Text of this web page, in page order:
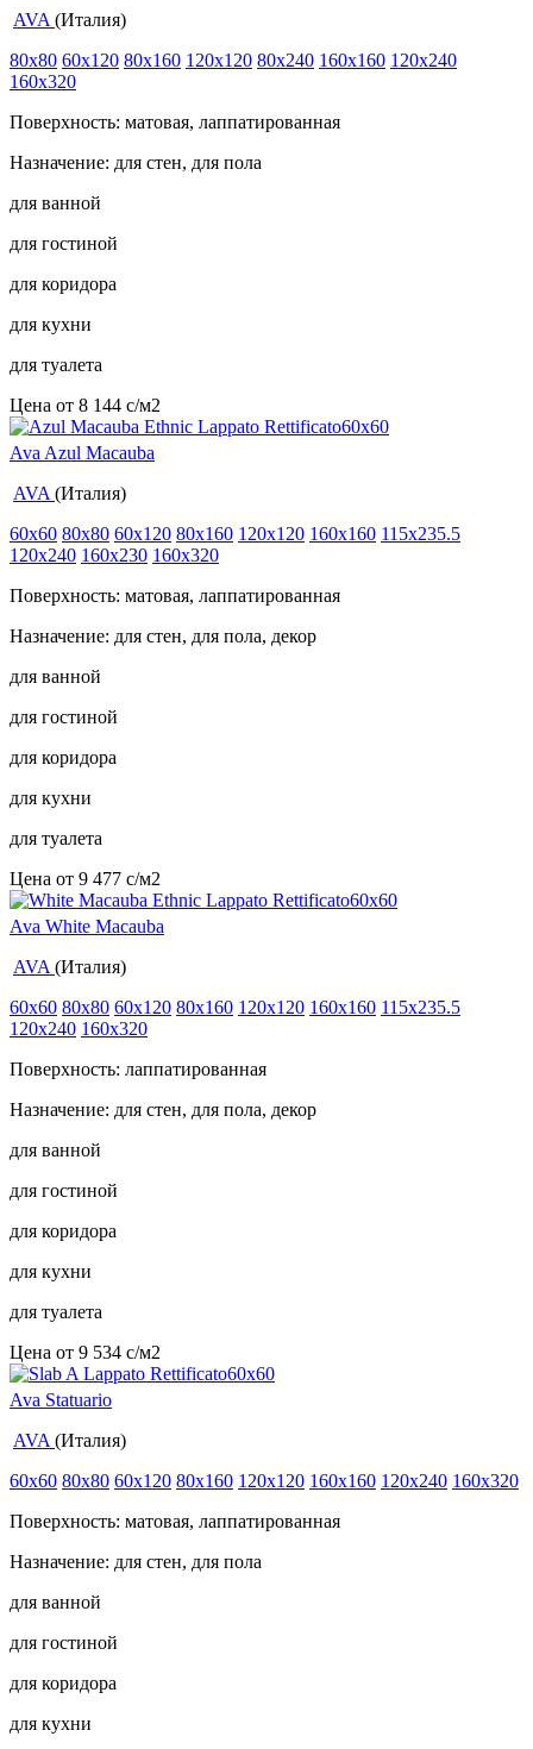
AVA (Италия)
80x80 60x120 80x160 120x120 80x240 160x160 120x240
160x320
Поверхность: матовая, лаппатированная
Назначение: для стен, для пола
для ванной
для гостиной
для коридора
для кухни
для туалета
Цена от 8 144 c/м2
Ava Azul Macauba
AVA (Италия)
60x60 80x80 60x120 80x160 120x120 160x160 115x235.5
120x240 160x230 160x320
Поверхность: матовая, лаппатированная
Назначение: для стен, для пола, декор
для ванной
для гостиной
для коридора
для кухни
для туалета
Цена от 9 477 c/м2
Ava White Macauba
AVA (Италия)
60x60 80x80 60x120 80x160 120x120 160x160 115x235.5
120x240 160x320
Поверхность: лаппатированная
Назначение: для стен, для пола, декор
для ванной
для гостиной
для коридора
для кухни
для туалета
Цена от 9 534 c/м2
Ava Statuario
AVA (Италия)
60x60 80x80 60x120 80x160 120x120 160x160 120x240 160x320
Поверхность: матовая, лаппатированная
Назначение: для стен, для пола
для ванной
для гостиной
для коридора
для кухни